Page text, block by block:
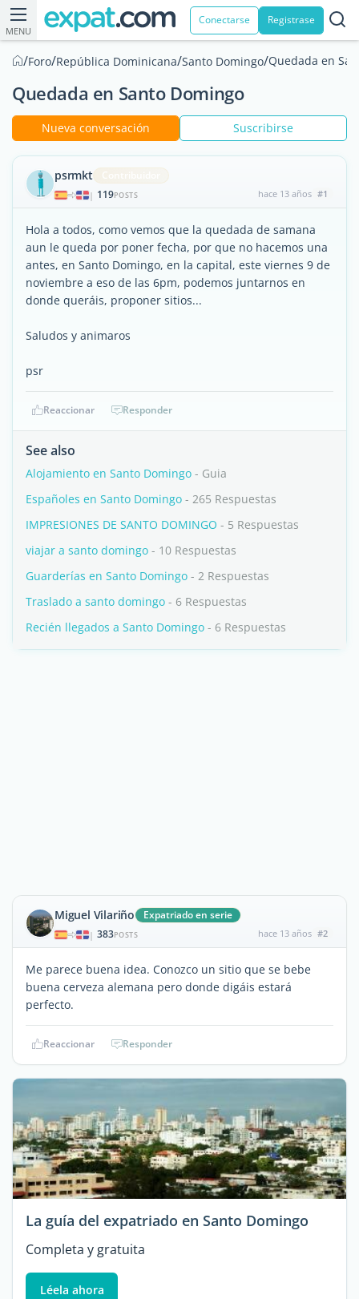
MENU
Conectarse Registrase
/Foro/República Dominicana/Santo Domingo/Quedada en
Quedada en Santo Domingo
Nueva conversación Suscribirse
psrmkt
| 119POSTS hace 13 años #1
Hola a todos, como vemos que la quedada de samana
aun le queda por poner fecha, por que no hacemos una
antes, en Santo Domingo, en la capital, este viernes 9 de
noviembre a eso de las 6pm, podemos juntarnos en
donde queráis, proponer sitios...
Saludos y animaros
psr
Reaccionar Responder
See also
Alojamiento en Santo Domingo - Guia
Españoles en Santo Domingo - 265 Respuestas
IMPRESIONES DE SANTO DOMINGO - 5 Respuestas
viajar a santo domingo - 10 Respuestas
Guarderías en Santo Domingo - 2 Respuestas
Traslado a santo domingo - 6 Respuestas
Recién llegados a Santo Domingo - 6 Respuestas
Miguel Vilariño Expatriado en serie
| 383POSTS hace 13 años #2
Me parece buena idea. Conozco un sitio que se bebe
buena cerveza alemana pero donde digáis estará
perfecto.
Reaccionar Responder
La guía del expatriado en Santo Domingo
Completa y gratuita
Léela ahora